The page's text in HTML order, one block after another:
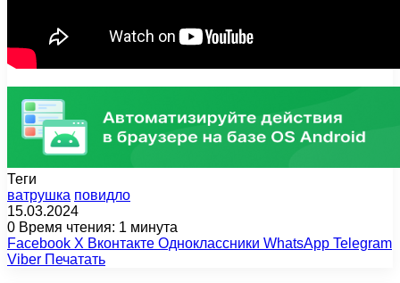
Теги
ватрушка повидло
15.03.2024
0 Время чтения: 1 минута
Facebook X Вконтакте Одноклассники WhatsApp Telegram
Viber Печатать